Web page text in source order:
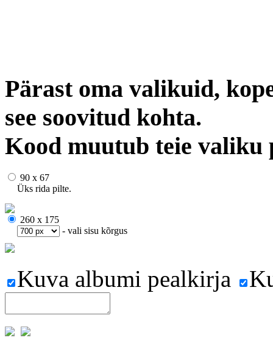
Pärast oma valikuid,
see soovitud kohta.
Kood muutub teie valiku
90 x 67
Üks rida pilte.
260 x 175
- vali sisu kõrgus
Kuva albumi pealkirja